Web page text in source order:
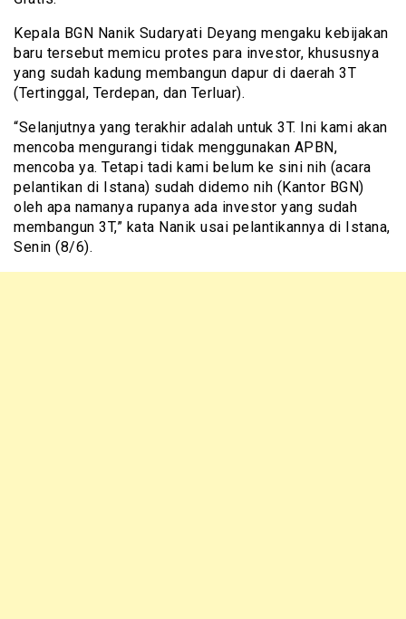
Kepala BGN Nanik Sudaryati Deyang mengaku kebijakan
baru tersebut memicu protes para investor, khususnya
yang sudah kadung membangun dapur di daerah 3T
(Tertinggal, Terdepan, dan Terluar).
“Selanjutnya yang terakhir adalah untuk 3T. Ini kami akan
mencoba mengurangi tidak menggunakan APBN,
mencoba ya. Tetapi tadi kami belum ke sini nih (acara
pelantikan di Istana) sudah didemo nih (Kantor BGN)
oleh apa namanya rupanya ada investor yang sudah
membangun 3T,” kata Nanik usai pelantikannya di Istana,
Senin (8/6).